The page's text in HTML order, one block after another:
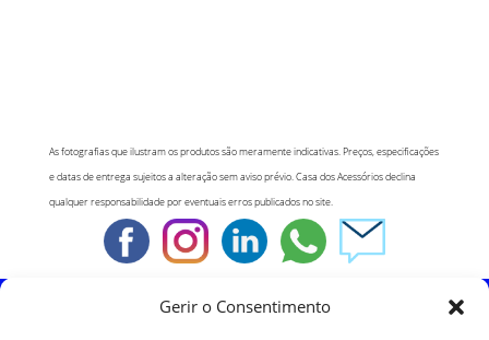
Gerir o Consentimento
As fotografias que ilustram os produtos são meramente indicativas. Preços, especificações
e datas de entrega sujeitos a alteração sem aviso prévio. Casa dos Acessórios declina
qualquer responsabilidade por eventuais erros publicados no site.
Política de Cookies